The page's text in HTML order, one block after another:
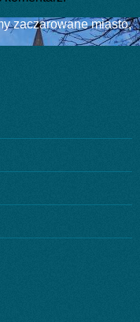
zaczarowane miasto,